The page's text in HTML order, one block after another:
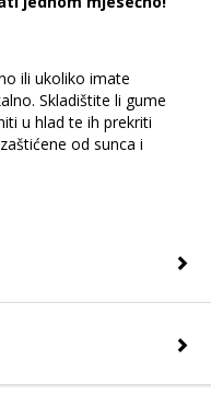
ili ukoliko imate
Skladištite li gume
u hlad te ih prekriti
od sunca i